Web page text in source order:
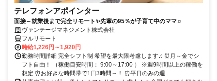
テレフォンアポインター
面接～就業後まで完全リモート✨先輩の95％が子育て中のママ♫
ヴァンテージマネジメント株式会社
フルリモート
時給1,226円～1,920円
勤務時間詳細 完全シフト制 希望を最大限考慮します♫ ⏰月～金でシ
フト自由！ （稼働目安時間： 9:00～17:00 ） ※週9時間以上の稼働を
想定 ⏰お好きな時間帯で1日3時間～！ ⏰平日のみの週...